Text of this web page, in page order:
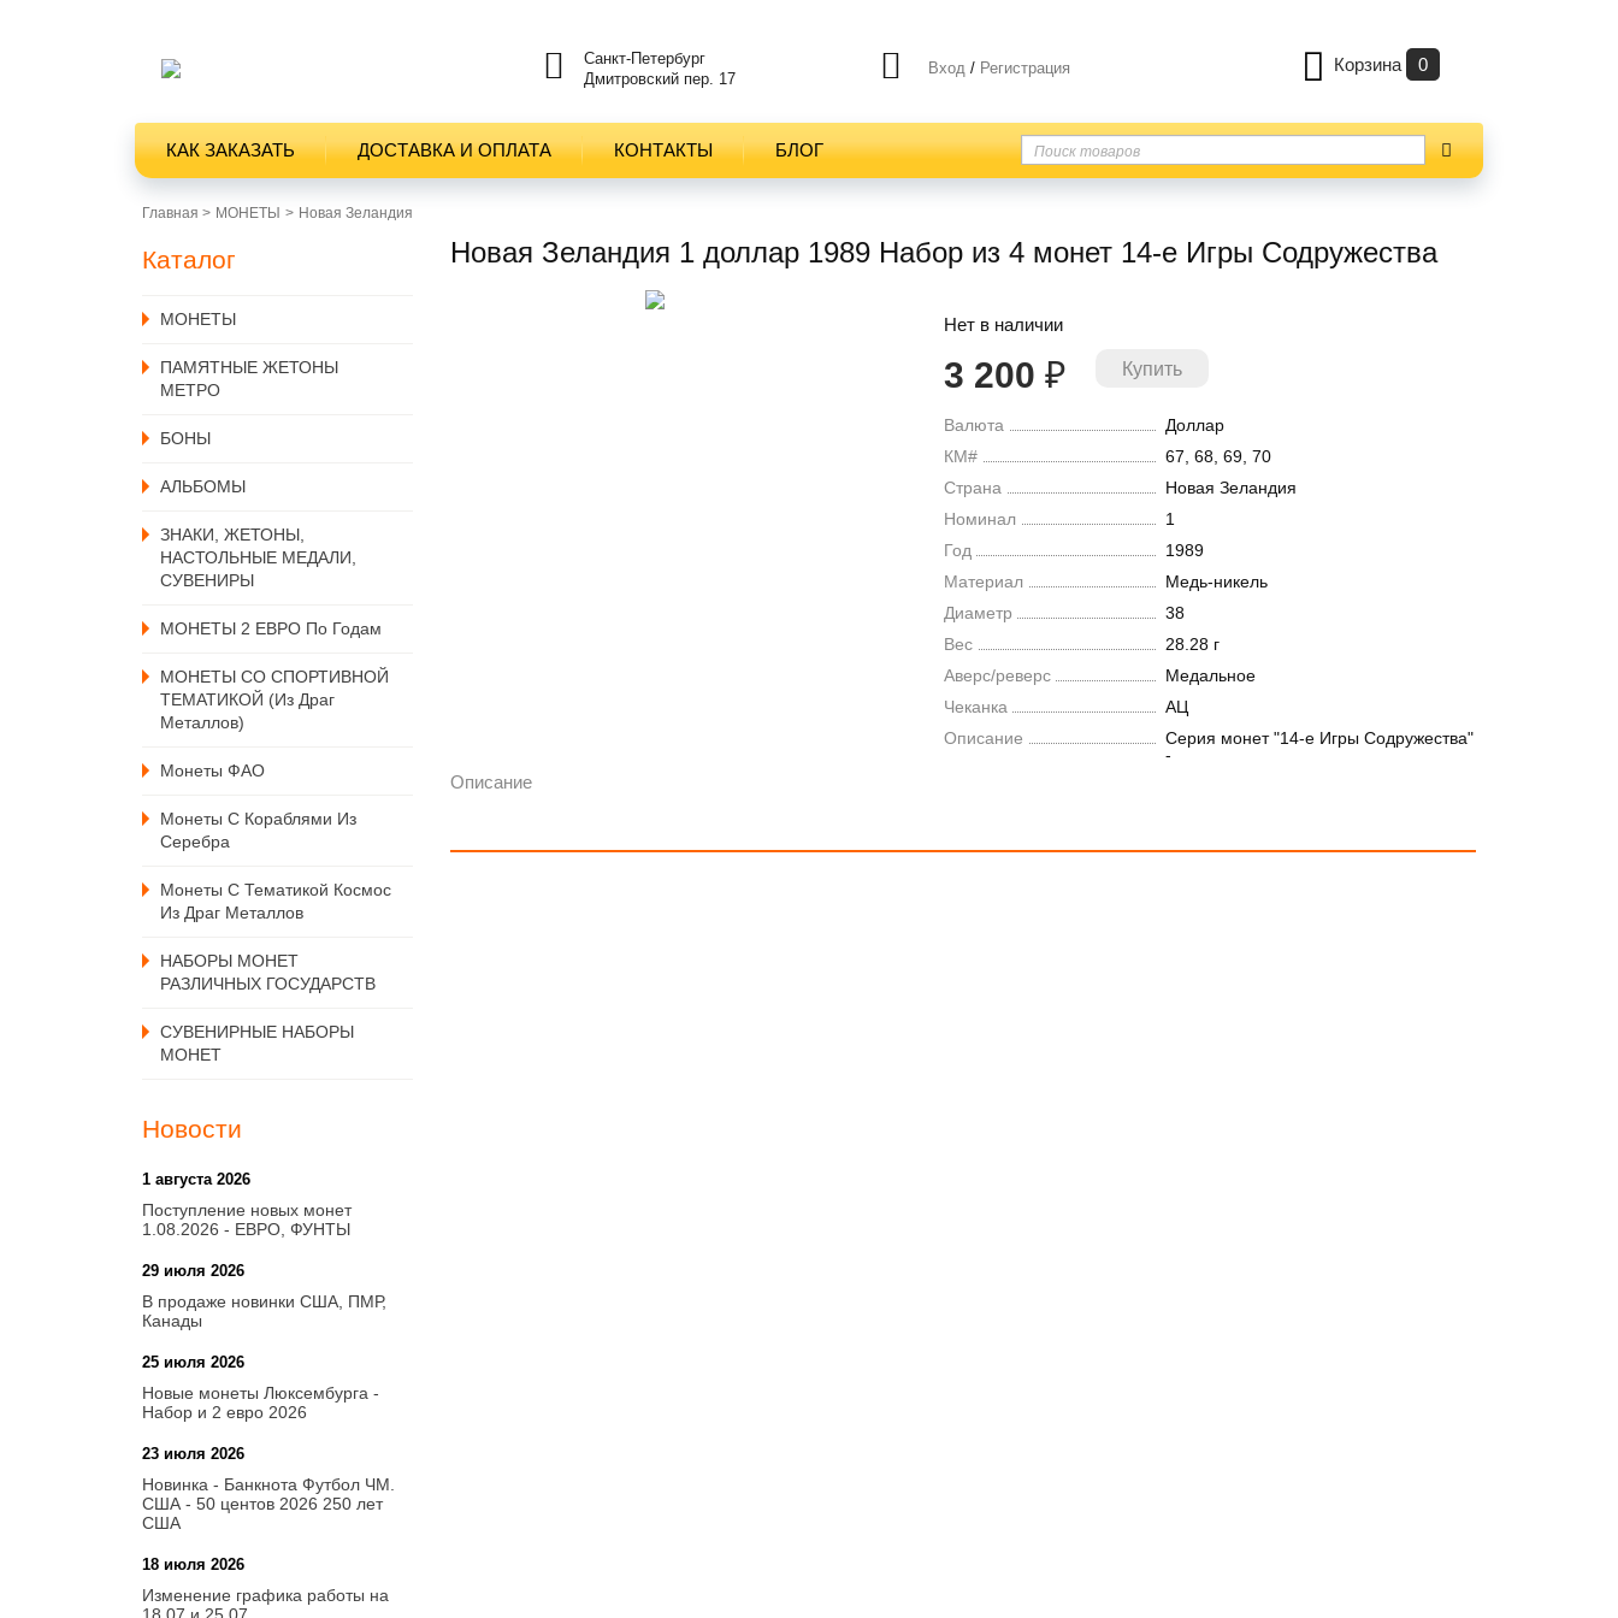
Санкт-Петербург
Дмитровский пер. 17
Вход/Регистрация Корзина 0
КАК ЗАКАЗАТЬ ДОСТАВКА И ОПЛАТА КОНТАКТЫ БЛОГ
Главная > MОНЕТЫ Новая Зеландия
Каталог
MОНЕТЫ
ПАМЯТНЫЕ ЖЕТОНЫ
МЕТРО
БОНЫ
АЛЬБОМЫ
ЗНАКИ, ЖЕТОНЫ,
НАСТОЛЬНЫЕ МЕДАЛИ,
СУВЕНИРЫ
МОНЕТЫ 2 ЕВРО По Годам
МОНЕТЫ СО СПОРТИВНОЙ
ТЕМАТИКОЙ (из Драг
Металлов)
Монеты ФАО
Монеты С Кораблями Из
Серебра
Монеты С Тематикой Космос
Из Драг Металлов
НАБОРЫ МОНЕТ
РАЗЛИЧНЫХ ГОСУДАРСТВ
СУВЕНИРНЫЕ НАБОРЫ
МОНЕТ
Новости
1 августа 2026
Поступление новых монет
1.08.2026 - ЕВРО, ФУНТЫ
29 июля 2026
В продаже новинки США, ПМР,
Канады
25 июля 2026
Новые монеты Люксембурга -
Набор и 2 евро 2026
23 июля 2026
Новинка - Банкнота Футбол ЧМ.
США - 50 центов 2026 250 лет
США
18 июля 2026
Изменение графика работы на
Новая Зеландия 1 доллар 1989 Набор из 4 монет 14-е Игры Содружества
Нет в наличии
3 200 ₽
Валюта
Доллар
КМ#
67, 68, 69, 70
Страна
Новая Зеландия
Номинал
1
Год
1989
Материал
Медь-никель
Диаметр
38
Вес
28.28 г
Аверс/реверс
Медальное
Чеканка
АЦ
Описание
Серия монет "14-е Игры Содружества"
-
Описание